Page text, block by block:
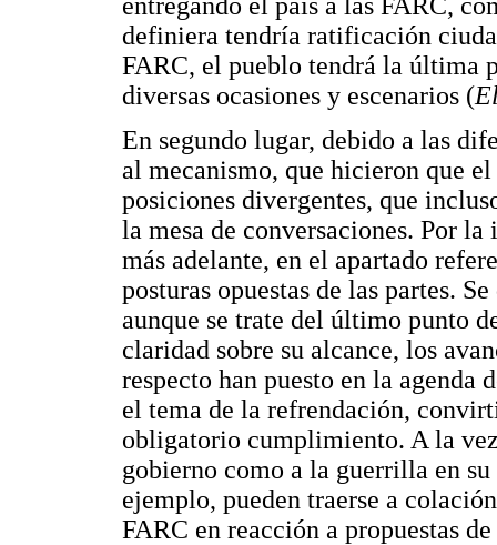
entregando el país a las FARC,
definiera tendría ratificación
FARC, el pueblo tendrá la última
diversas ocasiones y escenarios (
En segundo lugar, debido a las
al mecanismo, que hicieron que
posiciones divergentes, que
la mesa de conversaciones. Por
más adelante, en el apartado
posturas opuestas de las partes.
aunque se trate del último punto
claridad sobre su alcance, los
respecto han puesto en la
el tema de la refrendación,
obligatorio cumplimiento. A la
gobierno como a la guerrilla en
ejemplo, pueden traerse a
FARC en reacción a propuestas